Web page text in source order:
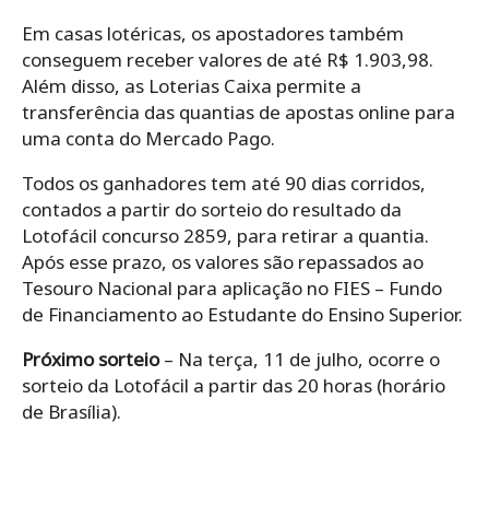
Em casas lotéricas, os apostadores também
conseguem receber valores de até R$ 1.903,98.
Além disso, as Loterias Caixa permite a
transferência das quantias de apostas online para
uma conta do Mercado Pago.
Todos os ganhadores tem até 90 dias corridos,
contados a partir do sorteio do resultado da
Lotofácil concurso 2859, para retirar a quantia.
Após esse prazo, os valores são repassados ao
Tesouro Nacional para aplicação no FIES – Fundo
de Financiamento ao Estudante do Ensino Superior.
Próximo sorteio– Na terça, 11 de julho, ocorre o
sorteio da Lotofácil a partir das 20 horas (horário
de Brasília).